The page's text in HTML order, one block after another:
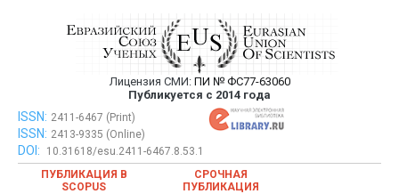
Евразийский Союз Ученых —
публикация научных статей в
ежемесячном научном журнале
Лицензия СМИ: ПИ № ФС77-63060
Публикуется с 2014 года
Евразийский Союз Ученых — публикация научных статей в
ежемесячном научном журнале
ISSN: 2411-6467 (Print)
ISSN: 2413-9335 (Online)
DOI:
10.31618/esu.2411-6467.8.53.1
ПУБЛИКАЦИЯ В
SCOPUS
СРОЧНАЯ
ПУБЛИКАЦИЯ